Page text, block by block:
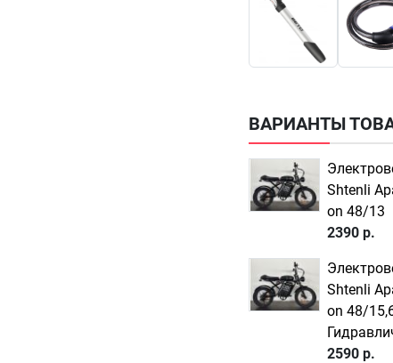
ВАРИАНТЫ
Shtenli
on 48/13
2390 р.
Shtenli
on 48/
2590 р.